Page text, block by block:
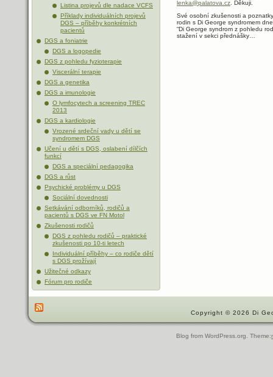
Listina projevů dle nadace VCFS
Příklady individuálních projevů
DGS – příběhy konkrétních
pacientů
DGS a foniatrie
DGS a logopedie
DGS z pohledu fyzioterapie
Viscerální terapie
DGS a genetika
DGS a imunologie
O lymfocytech a screening TREC
2013
DGS a kardiologie
Vrozené srdeční vady u dětí se
syndromem DGS
Učení u dětí s DGS, oslabení dílčích
funkcí
DGS a speciální pedagogika
DGS a růst
Psychické problémy u DGS
Sociální dovednosti
Setkávání odborníků, rodičů a
pacientů s DGS ve FN Motol
Zkušenosti rodičů
DGS z pohledu rodičů – praktické
zkušenosti po 10-ti letech
Individuální příběhy – co rodiče dětí
s DGS prožívají
Užitečné odkazy
Fórum pro rodiče
lenka@palatova.cz. Děkuji.
Své osobní zkušenosti a
rodin s Di George syndromem
“Di George syndrom z pohledu
stažení v sekci přednášky…
Copyright © 2026 Di
Blog from WordPress.org. Theme: